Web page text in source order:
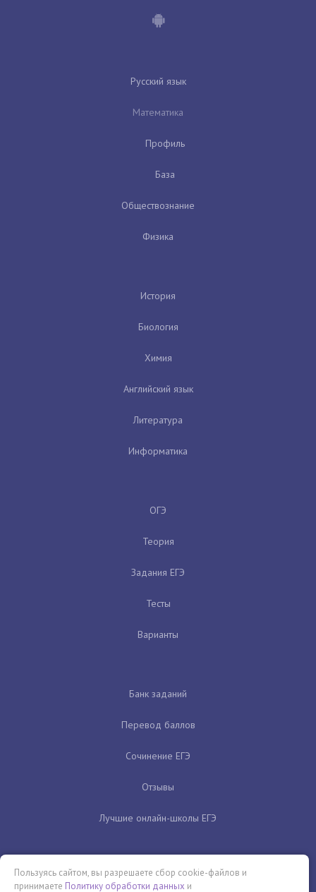
Русский язык
Математика
Профиль
База
Обществознание
Физика
История
Биология
Химия
Английский язык
Литература
Информатика
ОГЭ
Теория
Задания ЕГЭ
Тесты
Варианты
Банк заданий
Перевод баллов
Сочинение ЕГЭ
Отзывы
Лучшие онлайн-школы ЕГЭ
Пользуясь сайтом, вы разрешаете сбор cookie-файлов и
принимаете Политику обработки данных и